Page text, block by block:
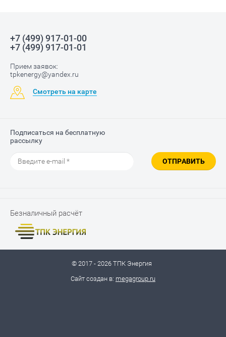
+7 (499) 917-01-00
+7 (499) 917-01-01
Прием заявок:
tpkenergy@yandex.ru
Смотреть на карте
Подписаться на бесплатную
рассылку
ОТПРАВИТЬ
Безналичный расчёт
© 2017 - 2026 ТПК Энергия
Сайт создан в: megagroup.ru